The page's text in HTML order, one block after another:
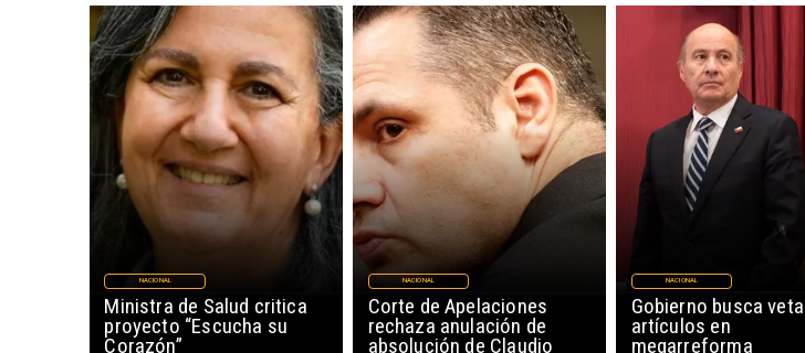
Ministra de Salud critica
proyecto “Escucha su
Corazón”
NACIONAL
Corte de Apelaciones
rechaza anulación de
absolución de Claudio
NACIONAL
Gobierno busca
artículos en
megarreforma
NACIONAL